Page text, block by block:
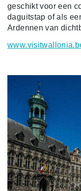
geschikt voor een
daguitstap of als
Ardennen van